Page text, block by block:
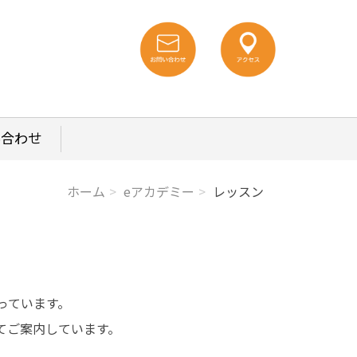
わせ
ホーム eアカデミー レッスン
います。
案内しています。